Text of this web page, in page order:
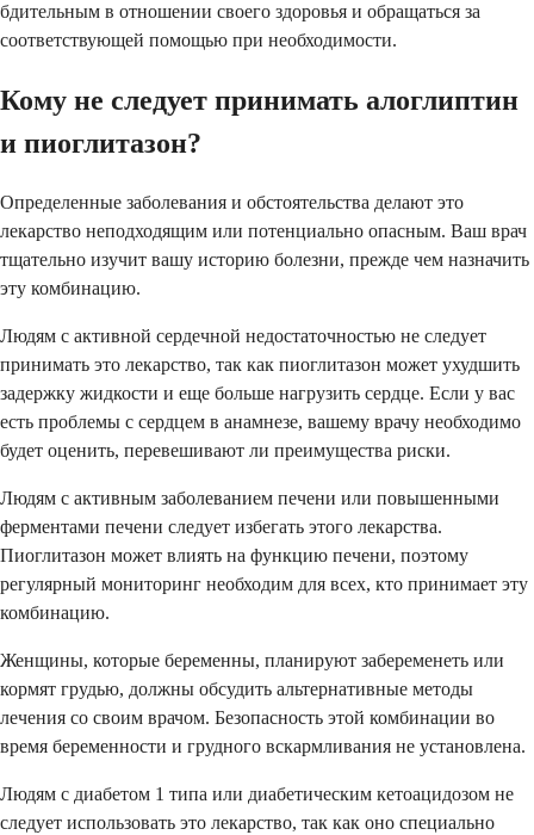
бдительным в отношении своего здоровья и обращаться за
соответствующей помощью при необходимости.
Кому не следует принимать алоглиптин
и пиоглитазон?
Определенные заболевания и обстоятельства делают это
лекарство неподходящим или потенциально опасным. Ваш врач
тщательно изучит вашу историю болезни, прежде чем назначить
эту комбинацию.
Людям с активной сердечной недостаточностью не следует
принимать это лекарство, так как пиоглитазон может ухудшить
задержку жидкости и еще больше нагрузить сердце. Если у вас
есть проблемы с сердцем в анамнезе, вашему врачу необходимо
будет оценить, перевешивают ли преимущества риски.
Людям с активным заболеванием печени или повышенными
ферментами печени следует избегать этого лекарства.
Пиоглитазон может влиять на функцию печени, поэтому
регулярный мониторинг необходим для всех, кто принимает эту
комбинацию.
Женщины, которые беременны, планируют забеременеть или
кормят грудью, должны обсудить альтернативные методы
лечения со своим врачом. Безопасность этой комбинации во
время беременности и грудного вскармливания не установлена.
Людям с диабетом 1 типа или диабетическим кетоацидозом не
следует использовать это лекарство, так как оно специально